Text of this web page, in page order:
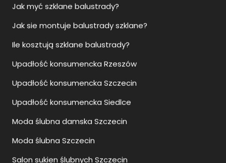
Upadłość konsumencka Rzeszów
Upadłość konsumencka Szczecin
Upadłość konsumencka Siedlce
Moda ślubna damska Szczecin
Moda ślubna Szczecin
Salon sukien ślubnych Szczecin
Sukienki ślubne Szczecin
Jak otworzyć biuro nieruchomości?
Jak otworzyć agencje nieruchomości?